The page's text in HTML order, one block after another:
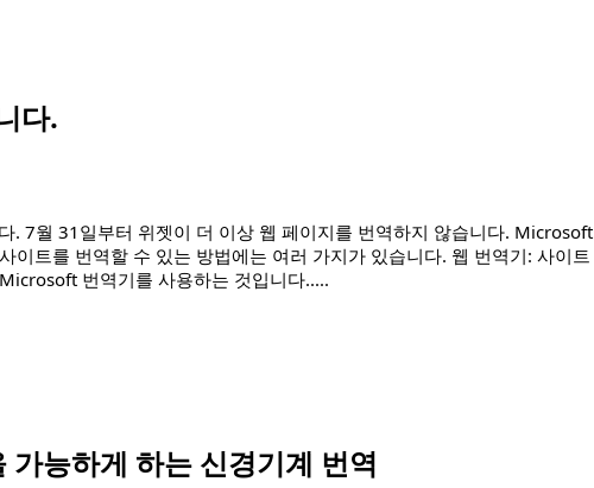
다.
. 7월 31일부터 위젯이 더 이상 웹 페이지를 번역하지 않습니다. Microsoft
이트를 번역할 수 있는 방법에는 여러 가지가 있습니다. 웹 번역기: 사이트
번역기를 사용하는 것입니다.....
능하게 하는 신경기계 번역